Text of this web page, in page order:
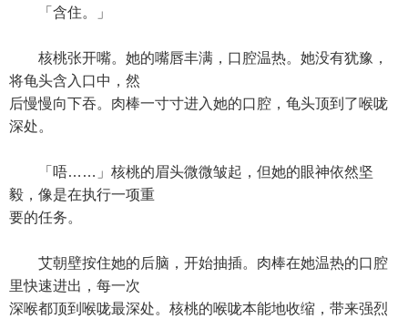
「含住。」
核桃张开嘴。她的嘴唇丰满，口腔温热。她没有犹豫，
将龟头含入口中，然
后慢慢向下吞。肉棒一寸寸进入她的口腔，龟头顶到了喉咙
深处。
「唔……」核桃的眉头微微皱起，但她的眼神依然坚
毅，像是在执行一项重
要的任务。
艾朝壁按住她的后脑，开始抽插。肉棒在她温热的口腔
里快速进出，每一次
深喉都顶到喉咙最深处。核桃的喉咙本能地收缩，带来强烈